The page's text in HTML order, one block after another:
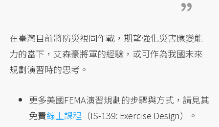
在臺灣目前將防災視同作戰，期望強化災害應變能
力的當下，艾森豪將軍的經驗，或可作為我國未來
規劃演習時的思考。
更多美國FEMA演習規劃的步驟與方式，請見其
免費線上課程 （IS-139: Exercise Design）。